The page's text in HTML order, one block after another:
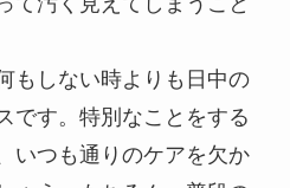
もしない時よりも日中の
です。特別なことをする
いつも通りのケアを欠か